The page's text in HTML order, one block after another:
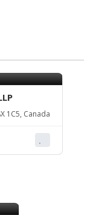
1C5, Canada